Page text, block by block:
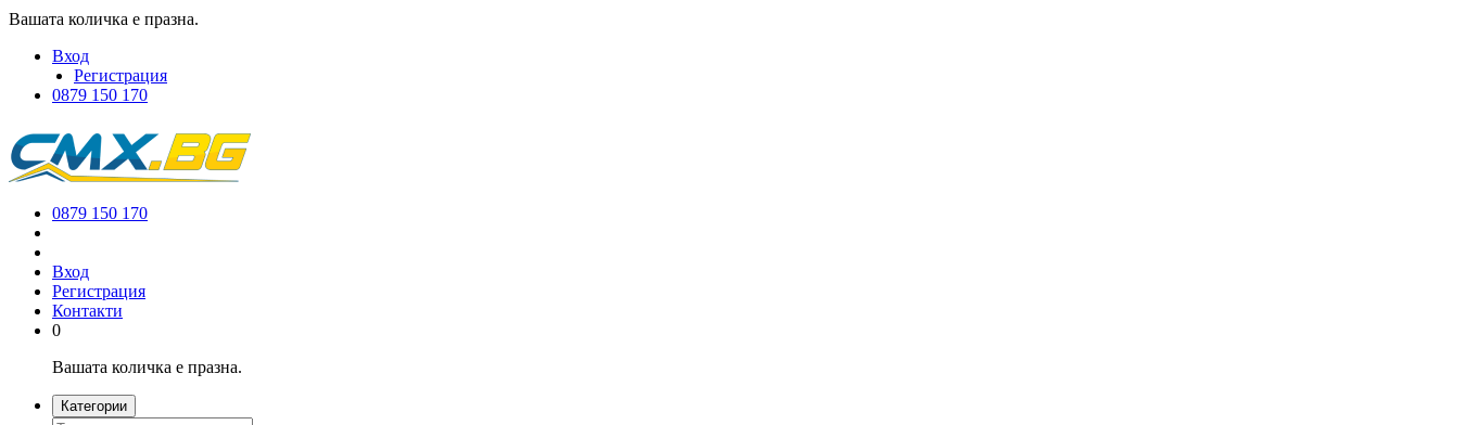
Вашата количка е празна.
Вход
Регистрация
0879 150 170
0879 150 170
Вход
Регистрация
Контакти
0
Вашата количка е празна.
Категории